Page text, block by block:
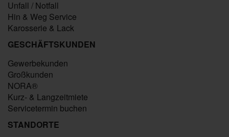
Unfall / Notfall
Hin & Weg Service
Karosserie & Lack
GESCHÄFTSKUNDEN
Gewerbekunden
Großkunden
NORA®
Kurz- & Langzeitmiete
Servicetermin buchen
STANDORTE